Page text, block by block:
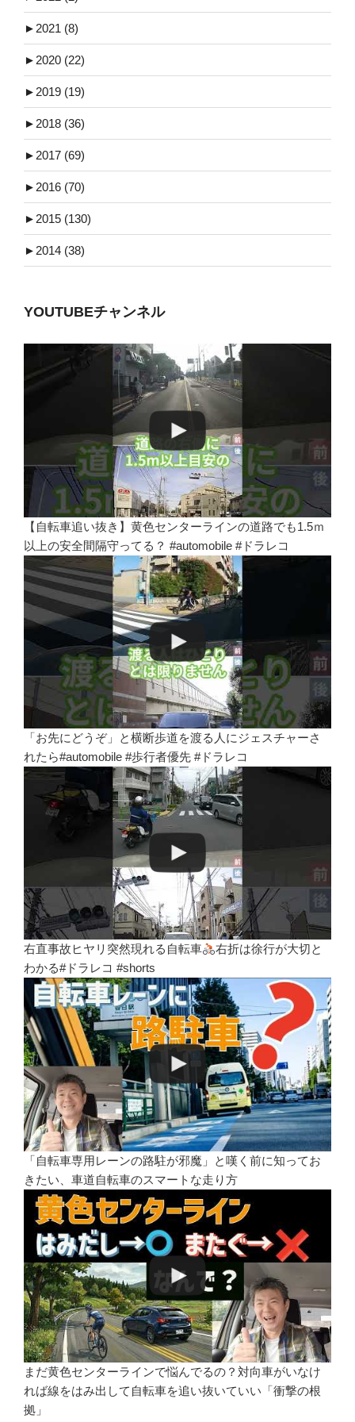
► 2021 (8)
► 2020 (22)
► 2019 (19)
► 2018 (36)
► 2017 (69)
► 2016 (70)
► 2015 (130)
► 2014 (38)
YOUTUBEチャンネル
【自転車追い抜き】黄色センターラインの道路でも1.5ｍ
以上の安全間隔守ってる？ #automobile #ドラレコ
「お先にどうぞ」と横断歩道を渡る人にジェスチャーさ
れたら#automobile #歩行者優先 #ドラレコ
右直事故ヒヤリ突然現れる自転車
右折は徐行が大切と
わかる#ドラレコ #shorts
「自転車専用レーンの路駐が邪魔」と嘆く前に知ってお
きたい、車道自転車のスマートな走り方
まだ黄色センターラインで悩んでるの？対向車がいなけ
れば線をはみ出して自転車を追い抜いていい「衝撃の根
拠」